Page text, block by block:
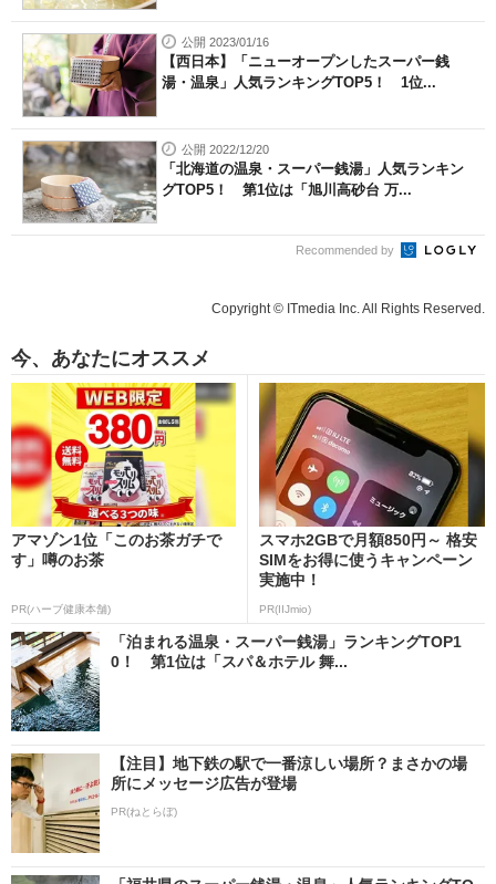
公開 2023/01/16
【西日本】「ニューオープンしたスーパー銭
湯・温泉」人気ランキングTOP5！ 1位...
公開 2022/12/20
「北海道の温泉・スーパー銭湯」人気ランキン
グTOP5！ 第1位は「旭川高砂台 万...
Recommended by
Copyright © ITmedia Inc. All Rights Reserved.
今、あなたにオススメ
アマゾン1位「このお茶ガチで
す」噂のお茶
PR(ハーブ健康本舗)
スマホ2GBで月額850円～ 格安
SIMをお得に使うキャンペーン
実施中！
PR(IIJmio)
「泊まれる温泉・スーパー銭湯」ランキングTOP1
0！ 第1位は「スパ＆ホテル 舞...
【注目】地下鉄の駅で一番涼しい場所？まさかの場
所にメッセージ広告が登場
PR(ねとらぼ)